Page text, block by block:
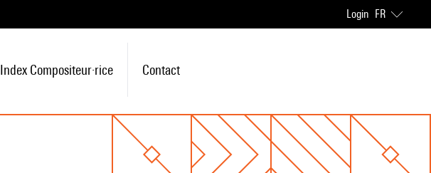
Login FR
Index Compositeur·rice Contact